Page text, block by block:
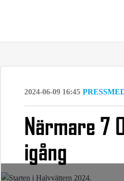
2024-06-09 16:45
Närmare 7
igång